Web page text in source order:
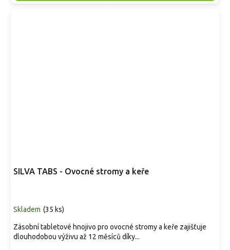
SILVA TABS - Ovocné stromy a keře
Skladem (35 ks)
Zásobní tabletové hnojivo pro ovocné stromy a keře zajišťuje
dlouhodobou výživu až 12 měsíců díky...